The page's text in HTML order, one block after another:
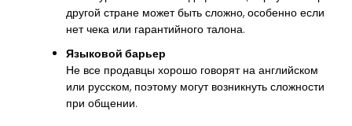
другой стране может быть сложно, особенно если
нет чека или гарантийного талона.
Языковой барьер
Не все продавцы хорошо говорят на английском
или русском, поэтому могут возникнуть сложности
при общении.